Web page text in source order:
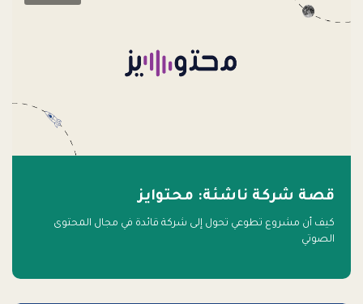
قصة شركة ناشئة: محتوايز
كيف أن مشروع تطوعي تحول إلى شركة قائدة في مجال المحتوى
الصوتي